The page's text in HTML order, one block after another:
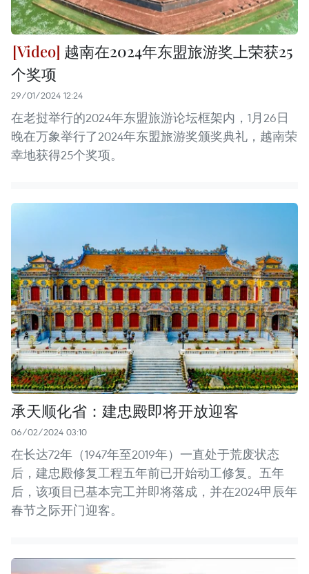
越南在2024年东盟旅游奖上荣获25
个奖项
29/01/2024 12:24
在老挝举行的2024年东盟旅游论坛框架内，1月26日
晚在万象举行了2024年东盟旅游奖颁奖典礼，越南荣
幸地获得25个奖项。
承天顺化省：建忠殿即将开放迎客
06/02/2024 03:10
在长达72年（1947年至2019年）一直处于荒废状态
后，建忠殿修复工程五年前已开始动工修复。五年
后，该项目已基本完工并即将落成，并在2024甲辰年
春节之际开门迎客。